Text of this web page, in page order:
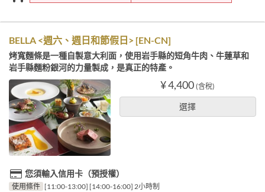
BELLA <週六、週日和節假日> [EN-CN]
烤寬麵條是一種自製意大利面，使用岩手縣的短角牛肉、牛蓮草和
岩手縣麵粉銀河的力量製成，是真正的特產。
¥ 4,400 (含稅)
選擇
您須輸入信用卡（預授權）
使用條件 [11:00-13:00] [14:00-16:00] 2小時制